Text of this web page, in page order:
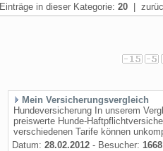
Einträge in dieser Kategorie: 20 |
Mein Versicherungsvergleich
Hundeversicherung In unserem
preiswerte Hunde-
verschiedenen Tarife können
Datum: 28.02.2012 - Besucher: 1668